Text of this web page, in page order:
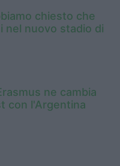
chiesto che
nel nuovo stadio di
ne cambia
con l'Argentina